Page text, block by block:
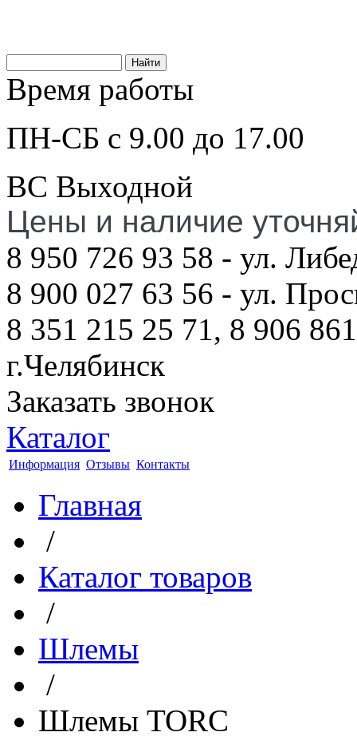
Время работы
ПН-СБ с 9.00 до 17.00
ВС Выходной
Цены и наличие
8 950 726 93 58 - ул.
8 900 027 63 56 - ул.
8 351 215 25 71, 8 906
г.Челябинск
Заказать звонок
Каталог
Информация Отзывы Контакты
Главная
/
Каталог товаров
/
Шлемы
/
Шлемы TORC